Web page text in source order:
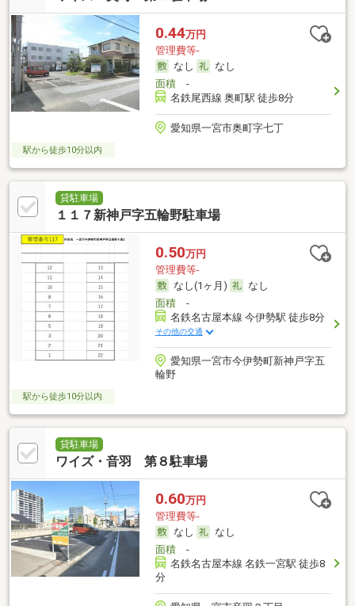
0.44万円
管理費等-
なし
なし
面積-
名鉄尾西線 奥町駅 徒歩8分
愛知県一宮市奥町字七丁
駅から徒歩10分以内
貸駐車場
１１７新神戸字五輪野駐車場
0.50万円
管理費等-
なし(1ヶ月)
なし
面積-
名鉄名古屋本線 今伊勢駅 徒歩8分
その他の交通
愛知県一宮市今伊勢町新神戸字五
輪野
駅から徒歩10分以内
貸駐車場
ワイズ・音羽 第８駐車場
0.60万円
管理費等-
なし
なし
面積-
名鉄名古屋本線 名鉄一宮駅 徒歩8
分